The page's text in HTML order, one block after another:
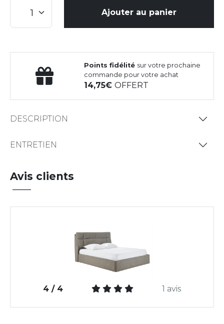
Ajouter au panier
Points fidélité sur votre prochaine
commande pour votre achat
14,75OFFERT
DESCRIPTION
ENTRETIEN
Avis clients
4 / 4 1 avis